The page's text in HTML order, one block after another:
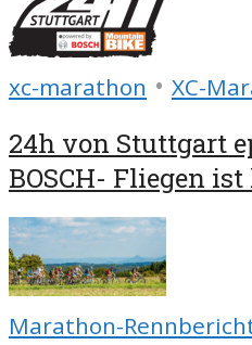
xc-marathon • XC-
24h von Stuttgart
BOSCH- Fliegen
Marathon-